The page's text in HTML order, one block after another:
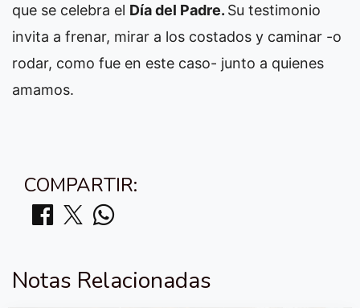
que se celebra el Día del Padre. Su testimonio
invita a frenar, mirar a los costados y caminar -o
rodar, como fue en este caso- junto a quienes
amamos.
COMPARTIR:
Notas Relacionadas